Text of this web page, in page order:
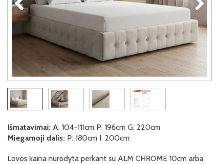
Išmatavimai: A: 104-111cm P: 196cm G: 220cm
Miegamoji dalis: P: 180cm I: 200cm
Lovos kaina nurodyta perkant su ALM CHROME 10cm arba